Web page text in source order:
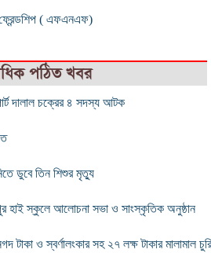
ফ্রেন্ডশিপ ( এফএনএফ)
পঠিত খবর
দালাল চক্রের ৪ সদস্য আটক
ডুবে তিন শিশুর মৃত্যু
হাই স্কুলে আলোচনা সভা ও সাংস্কৃতিক অনুষ্ঠান
টাকা ও স্বর্ণালংকার সহ ২৭ লক্ষ টাকার মালামাল চুরি